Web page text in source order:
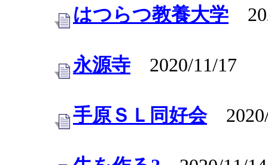
はつらつ教養大学
永源寺 2020/11/17
手原ＳＬ同好会2020/